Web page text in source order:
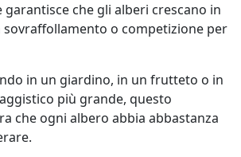
che gli alberi crescano in
sovraffollamento o competizione per
in un giardino, in un frutteto o in
più grande, questo
che ogni albero abbia abbastanza